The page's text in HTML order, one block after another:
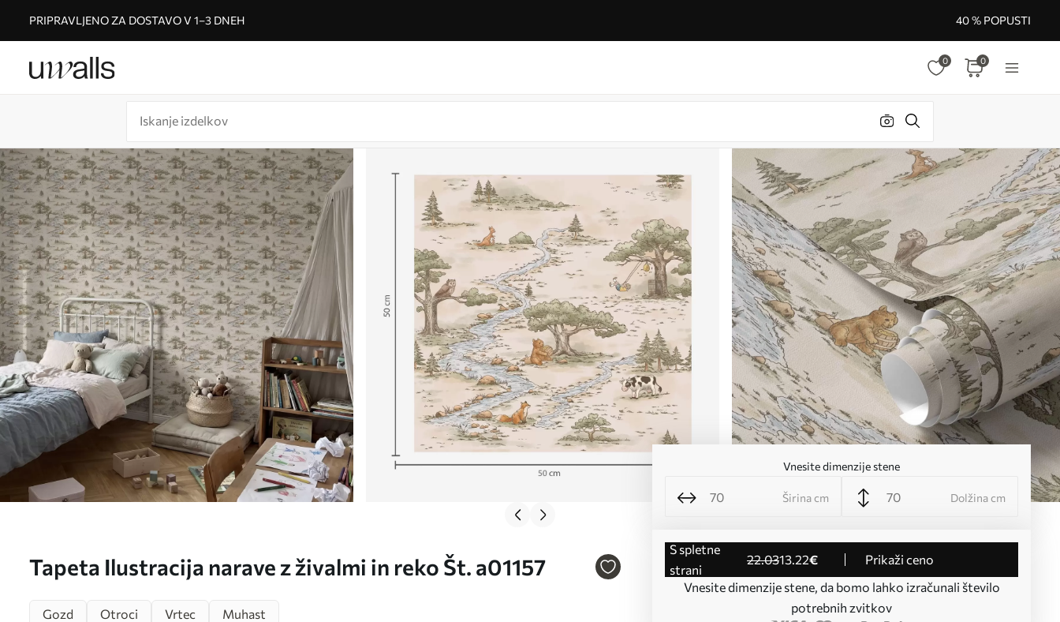
PRIPRAVLJENO ZA DOSTAVO V 1–3 DNEH 40 % POPUSTI
0 0
Tapeta Ilustracija narave z živalmi in reko Št. a01157
Vnesite dimenzije stene
Širina cm Dolžina cm
s spletne
strani
22.0313.22€
Prikaži ceno
Vnesite dimenzije stene, da bomo lahko izračunali število
potrebnih zvitkov
Gozd Otroci Vrtec Muhast